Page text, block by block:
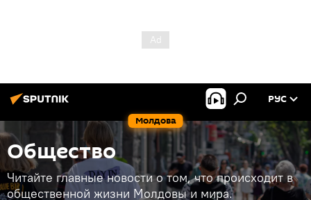
Молдова
РУС
Общество
Читайте главные новости о том, что происходит в
общественной жизни Молдовы и мира.